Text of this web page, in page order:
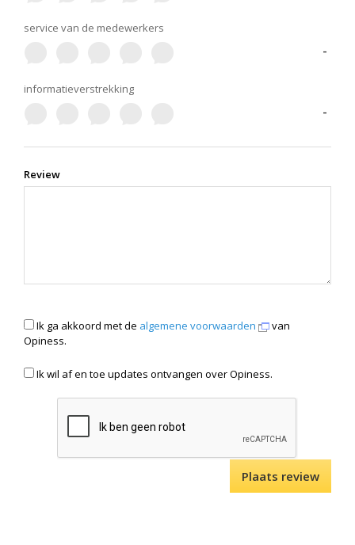
service van de medewerkers
-
informatieverstrekking
-
Review
Ik ga akkoord met de algemene voorwaarden
van
Opiness.
Ik wil af en toe updates ontvangen over Opiness.